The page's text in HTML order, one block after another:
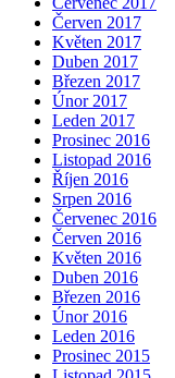
Červen 2017
Květen 2017
Duben 2017
Březen 2017
Únor 2017
Leden 2017
Prosinec 2016
Listopad 2016
Říjen 2016
Srpen 2016
Červenec 2016
Červen 2016
Květen 2016
Duben 2016
Březen 2016
Únor 2016
Leden 2016
Prosinec 2015